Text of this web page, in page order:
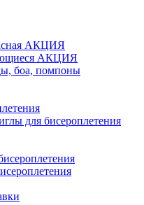
АКЦИЯ
АКЦИЯ
боа, помпоны
для бисероплетения